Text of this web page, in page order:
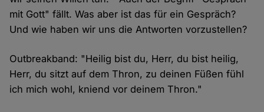
mit Gott" fällt. Was aber ist das für ein Gespräch?
Und wie haben wir uns die Antworten vorzustellen?
Outbreakband: "Heilig bist du, Herr, du bist heilig,
Herr, du sitzt auf dem Thron, zu deinen Füßen fühl
ich mich wohl, kniend vor deinem Thron."